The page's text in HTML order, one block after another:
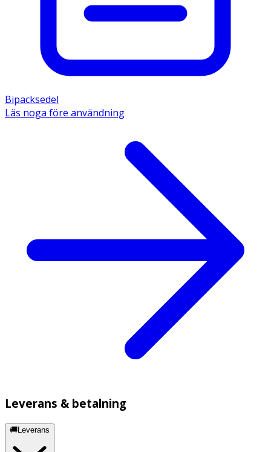
Bipacksedel
Läs noga före användning
Leverans & betalning
🚚Leverans